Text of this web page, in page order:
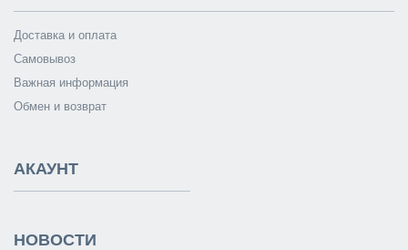
Доставка и оплата
Самовывоз
Важная информация
Обмен и возврат
АКАУНТ
НОВОСТИ